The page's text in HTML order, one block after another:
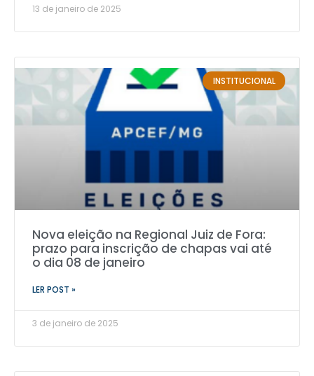
13 de janeiro de 2025
INSTITUCIONAL
Nova eleição na Regional Juiz de Fora:
prazo para inscrição de chapas vai até
o dia 08 de janeiro
LER POST »
3 de janeiro de 2025